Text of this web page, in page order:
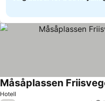
Hotell
Måsåplassen